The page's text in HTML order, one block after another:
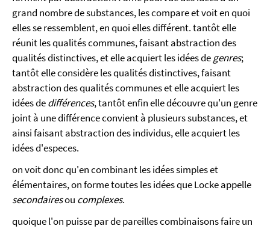
grand nombre de substances, les compare et voit en quoi
elles se ressemblent, en quoi elles différent. tantôt elle
réunit les qualités communes, faisant abstraction des
qualités distinctives, et elle acquiert les idées degenres;
tantôt elle considère les qualités distinctives, faisant
abstraction des qualités communes et elle acquiert les
idées dedifférences, tantôt enfin elle découvre qu'un genre
joint à une différence convient à plusieurs substances, et
ainsi faisant abstraction des individus, elle acquiert les
idées d'especes.
on voit donc qu'en combinant les idées simples et
élémentaires, on forme toutes les idées que Locke appelle
secondairesou complexes.
quoique l'on puisse par de pareilles combinaisons faire un